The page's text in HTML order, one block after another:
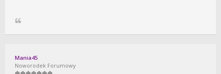
Mania45
Noworodek Forumowy